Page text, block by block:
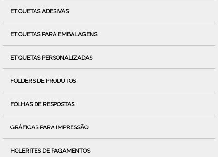
ETIQUETAS ADESIVAS
ETIQUETAS PARA EMBALAGENS
ETIQUETAS PERSONALIZADAS
FOLDERS DE PRODUTOS
FOLHAS DE RESPOSTAS
GRÁFICAS PARA IMPRESSÃO
HOLERITES DE PAGAMENTOS